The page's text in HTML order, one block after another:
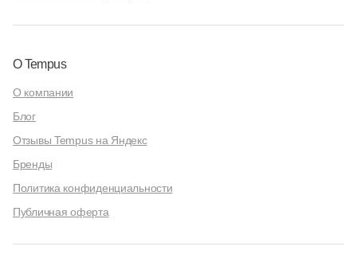
О Tempus
О компании
Блог
Отзывы Tempus на Яндекс
Бренды
Политика конфиденциальности
Публичная оферта